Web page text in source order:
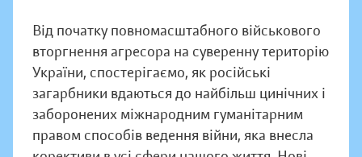
Від початку повномасштабного військового
вторгнення агресора на суверенну територію
України, спостерігаємо, як російські
загарбники вдаються до найбільш цинічних і
заборонених міжнародним гуманітарним
правом способів ведення війни, яка внесла